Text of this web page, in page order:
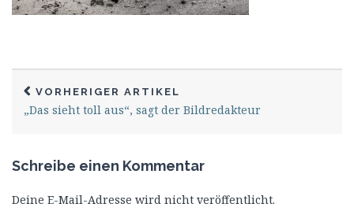
VORHERIGER ARTIKEL
„Das sieht toll aus“, sagt der Bildredakteur
Schreibe einen Kommentar
Deine E-Mail-Adresse wird nicht veröffentlicht.